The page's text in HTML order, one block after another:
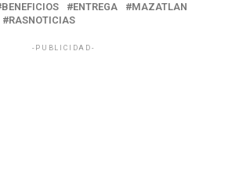
BENEFICIOS ENTREGA
MAZATLAN
RASNOTICIAS
-PUBLICIDAD-